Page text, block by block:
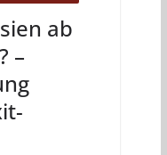
ab
–